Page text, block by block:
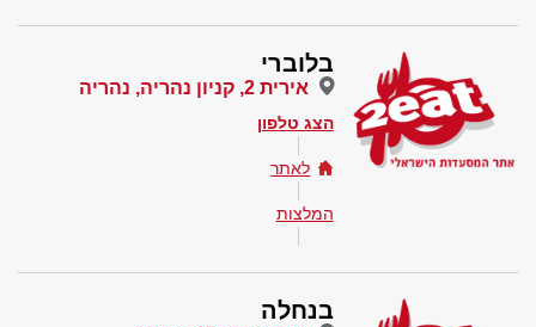
בלוברי
אירית 2, קניון נהריה, נהריה
הצג טלפון
לאתר
המלצות
בנחלה